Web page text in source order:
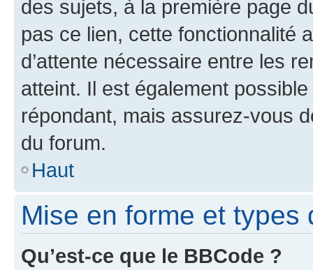
des sujets, à la première page
pas ce lien, cette fonctionnalité
d’attente nécessaire entre les
atteint. Il est également
répondant, mais assurez-vous
du forum.
Haut
Mise en forme et types
Qu’est-ce que le BBCode ?